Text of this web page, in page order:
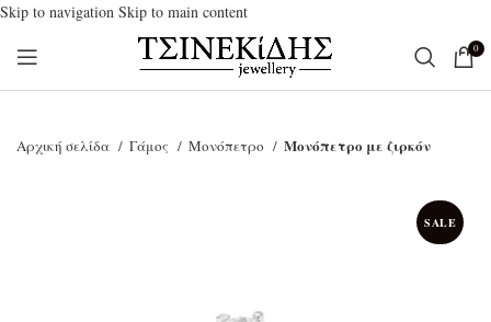
Skip to navigation Skip to main content
0
Αρχική σελίδα Γάμος Μονόπετρο Μονόπετρο με ζιρκόν
SALE